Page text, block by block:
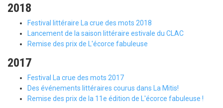
2018
Festival littéraire La crue des mots 2018
Lancement de la saison littéraire estivale du CLAC
Remise des prix de L'écorce fabuleuse
2017
Festival La crue des mots 2017
Des événements littéraires courus dans La Mitis!
Remise des prix de la 11e édition de L'écorce fabuleuse !